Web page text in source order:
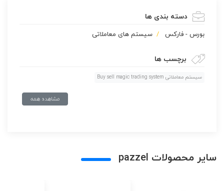
دسته بندی ها
بورس - فارکس سیستم های معاملاتی
برچسب ها
سیستم معاملاتی Buy sell magic trading system
مشاهده همه
سایر محصولات pazzel